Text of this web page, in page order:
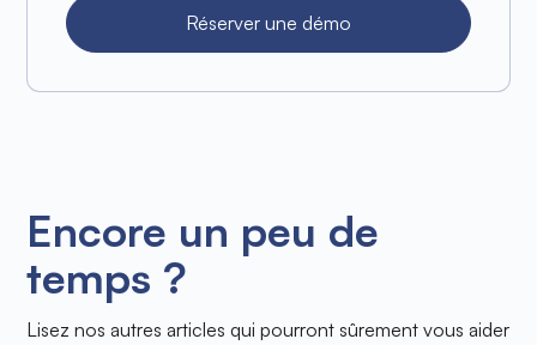
Réserver une démo
Encore un peu de
temps ?
Lisez nos autres articles qui pourront sûrement vous aider